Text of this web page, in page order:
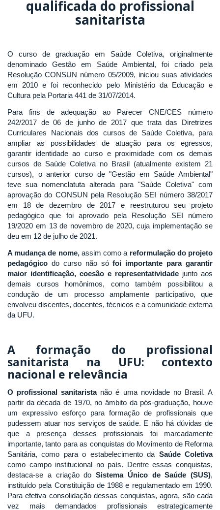
qualificada do profissional
sanitarista
O curso de graduação em Saúde Coletiva, originalmente
denominado Gestão em Saúde Ambiental, foi criado pela
Resolução CONSUN número 05/2009, iniciou suas atividades
em 2010 e foi reconhecido pelo Ministério da Educação e
Cultura pela Portaria 441 de 31/07/2014.
Para fins de adequação ao Parecer CNE/CES número
242/2017 de 06 de junho de 2017 que trata das Diretrizes
Curriculares Nacionais dos cursos de Saúde Coletiva, para
ampliar as possibilidades de atuação para os egressos,
garantir identidade ao curso e proximidade com os demais
cursos de Saúde Coletiva no Brasil (atualmente existem 21
cursos), o anterior curso de "Gestão em Saúde Ambiental"
teve sua nomenclatuta alterada para "Saúde Coletiva" com
aprovação do CONSUN pela Resolução SEI número 38/2017
em 18 de dezembro de 2017 e reestruturou seu projeto
pedagógico que foi aprovado pela Resolução SEI número
19/2020 em 13 de novembro de 2020, cuja implementação se
deu em 12 de julho de 2021.
A mudança de nome,assim como a reformulação do projeto
pedagógico do curso não sófoi importante para garantir
maior identificação, coesão e representatividade junto aos
demais cursos homônimos, como também possibilitou a
condução de um processo amplamente participativo, que
envolveu discentes, docentes, técnicos e a comunidade externa
da UFU.
A formação do profissional
sanitarista na UFU: contexto
nacional e relevância
O profissional sanitaristanão é uma novidade no Brasil. A
partir da década de 1970, no âmbito da pós-graduação, houve
um expressivo esforço para formação de profissionais que
pudessem atuar nos serviços de saúde. E não há dúvidas de
que a presença desses profissionais foi marcadamente
importante, tanto para as conquistas do Movimento de Reforma
Sanitária, como para o estabelecimento da Saúde Coletiva
como campo institucional no país. Dentre essas conquistas,
destaca-se a criação do Sistema Único de Saúde (SUS),
instituído pela Constituição de 1988 e regulamentado em 1990.
Para efetiva consolidação dessas conquistas, agora, são cada
vez mais demandados profissionais estrategicamente